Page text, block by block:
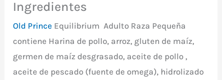
Ingredientes
Old Prince Equilibrium Adulto Raza Pequeña
contiene Harina de pollo, arroz, gluten de maíz,
germen de maíz desgrasado, aceite de pollo ,
aceite de pescado (fuente de omega), hidrolizado